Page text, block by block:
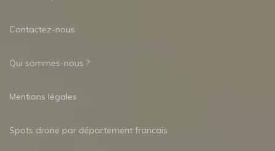
Contactez-nous
Qui sommes-nous ?
Mentions légales
Spots drone par département francais